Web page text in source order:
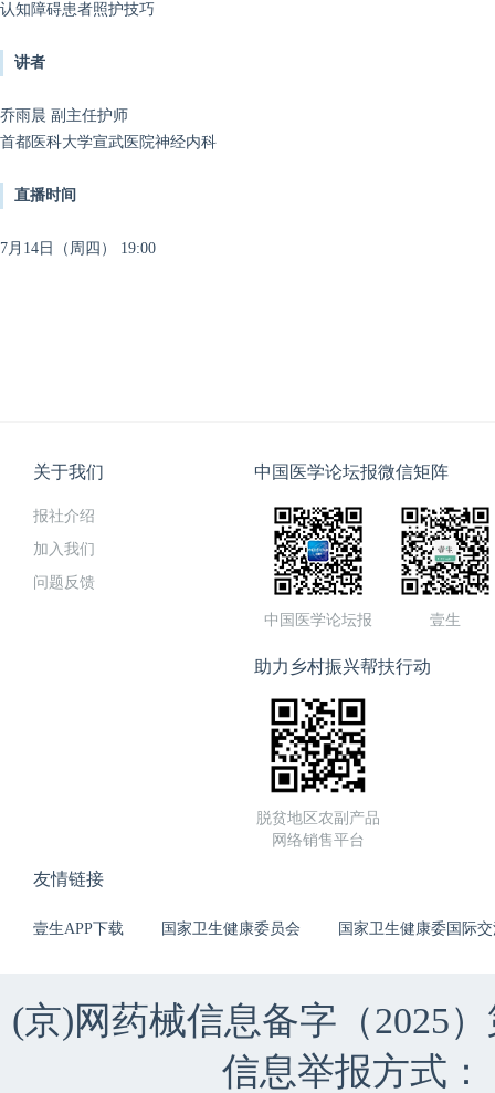
认知障碍患者照护技巧
讲者
乔雨晨 副主任护师
首都医科大学宣武医院神经内科
直播时间
7月14日（周四） 19:00
关于我们
报社介绍
加入我们
问题反馈
中国医学论坛报微信矩阵
中国医学论坛报 壹生
助力乡村振兴帮扶行动
脱贫地区农副产品
网络销售平台
友情链接
壹生APP下载 国家卫生健康委员会 国家卫生健康委国际
(京)网药械信息备字（2025
信息举报方式：